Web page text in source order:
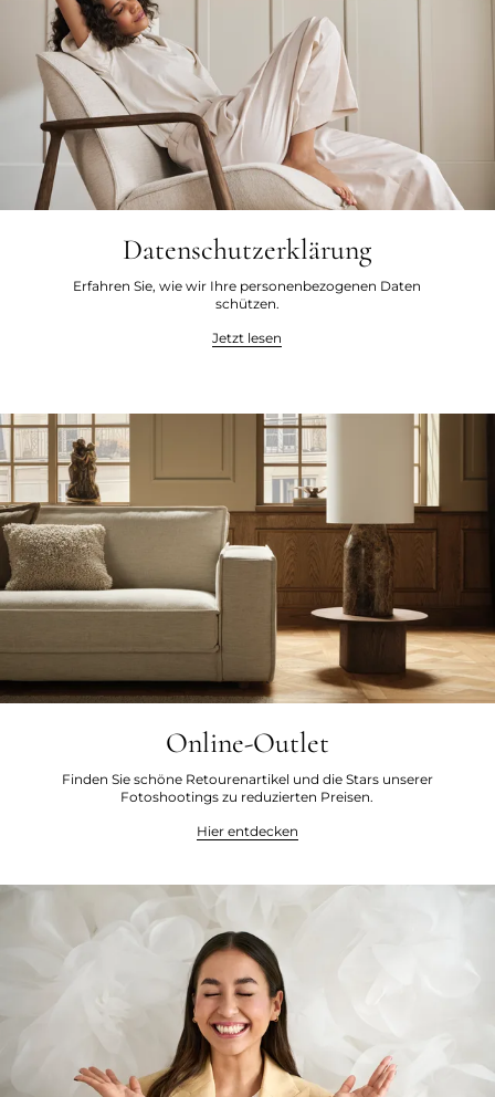
Datenschutzerklärung
Erfahren Sie, wie wir Ihre personenbezogenen Daten
schützen.
Jetzt lesen
Online-Outlet
Finden Sie schöne Retourenartikel und die Stars unserer
Fotoshootings zu reduzierten Preisen.
Hier entdecken